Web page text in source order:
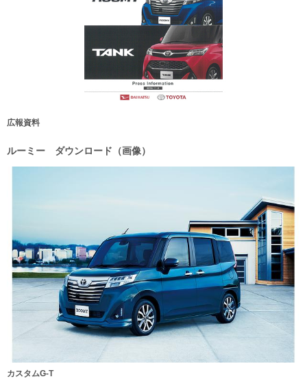
広報資料
ルーミー ダウンロード（画像）
カスタムG-T